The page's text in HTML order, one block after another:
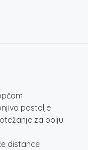
postolje
za bolju
distance